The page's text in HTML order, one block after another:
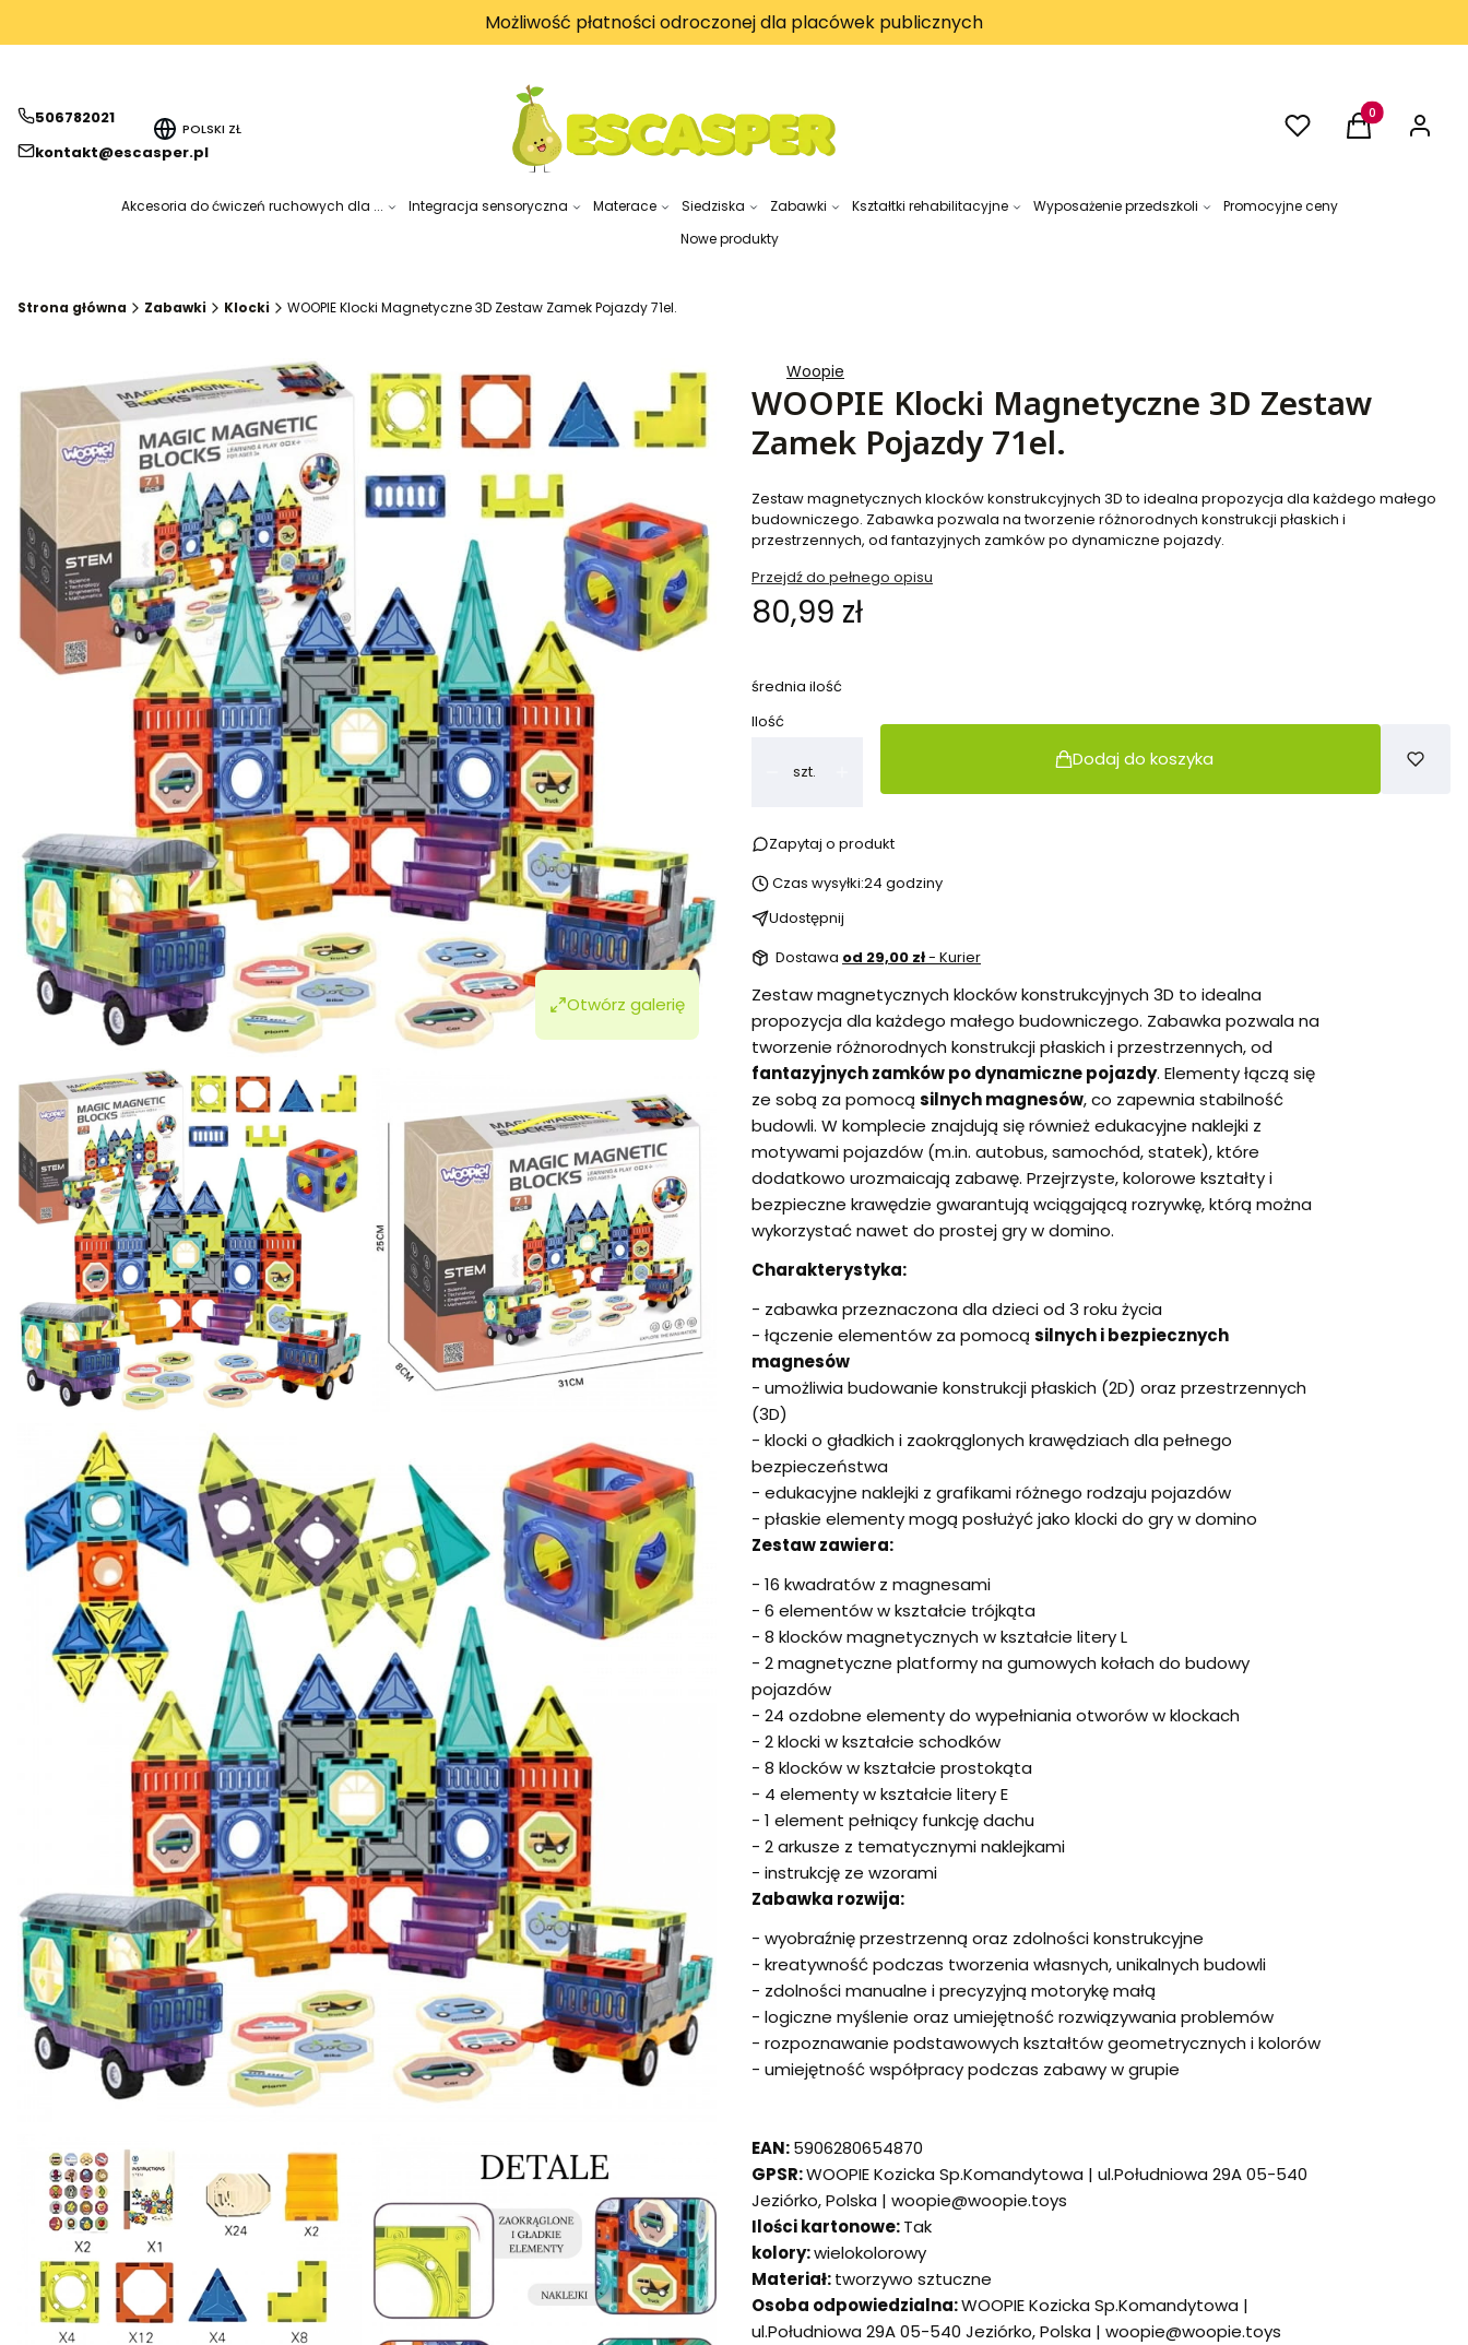
Możliwość płatności odroczonej dla placówek publicznych
506782021
kontakt@escasper.pl
POLSKI ZŁ UlubioneProdukty w
Koszyk Zaloguj
Akcesoria do ćwiczeń ruchowych dla ... Integracja sensoryczna Materace Siedziska Zabawki Kształtki rehabilitacyjne Wyposażenie przedszkoli
Promocyjne ceny
Nowe produkty
Strona główna Zabawki Klocki WOOPIE Klocki Magnetyczne 3D Zestaw Zamek Pojazdy 71el.
Otwórz galerię
Woopie
WOOPIE Klocki Magnetyczne 3D Zestaw
Zamek Pojazdy 71el.
Zestaw magnetycznych klocków konstrukcyjnych 3D to idealna propozycja dla każdego małego
budowniczego. Zabawka pozwala na tworzenie różnorodnych konstrukcji płaskich i
przestrzennych, od fantazyjnych zamków po dynamiczne pojazdy.
Przejdź do pełnego opisu
Cena
80,99 zł
średnia ilość
Ilość
szt.
Dodaj do koszyka
Zapytaj o produkt
Czas wysyłki:24 godziny
Udostępnij
Dostawa od 29,00 zł- Kurier
Zestaw magnetycznych klocków konstrukcyjnych 3D to idealna
propozycja dla każdego małego budowniczego. Zabawka pozwala na
tworzenie różnorodnych konstrukcji płaskich i przestrzennych, od
fantazyjnych zamków po dynamiczne pojazdy. Elementy łączą się
ze sobą za pomocą silnych magnesów, co zapewnia stabilność
budowli. W komplecie znajdują się również edukacyjne naklejki z
motywami pojazdów (m.in. autobus, samochód, statek), które
dodatkowo urozmaicają zabawę. Przejrzyste, kolorowe kształty i
bezpieczne krawędzie gwarantują wciągającą rozrywkę, którą można
wykorzystać nawet do prostej gry w domino.
Charakterystyka:
- zabawka przeznaczona dla dzieci od 3 roku życia
- łączenie elementów za pomocą silnych i bezpiecznych
magnesów
- umożliwia budowanie konstrukcji płaskich (2D) oraz przestrzennych
(3D)
- klocki o gładkich i zaokrąglonych krawędziach dla pełnego
bezpieczeństwa
- edukacyjne naklejki z grafikami różnego rodzaju pojazdów
- płaskie elementy mogą posłużyć jako klocki do gry w domino
Zestaw zawiera:
- 16 kwadratów z magnesami
- 6 elementów w kształcie trójkąta
- 8 klocków magnetycznych w kształcie litery L
- 2 magnetyczne platformy na gumowych kołach do budowy
pojazdów
- 24 ozdobne elementy do wypełniania otworów w klockach
- 2 klocki w kształcie schodków
- 8 klocków w kształcie prostokąta
- 4 elementy w kształcie litery E
- 1 element pełniący funkcję dachu
- 2 arkusze z tematycznymi naklejkami
- instrukcję ze wzorami
Zabawka rozwija:
- wyobraźnię przestrzenną oraz zdolności konstrukcyjne
- kreatywność podczas tworzenia własnych, unikalnych budowli
- zdolności manualne i precyzyjną motorykę małą
- logiczne myślenie oraz umiejętność rozwiązywania problemów
- rozpoznawanie podstawowych kształtów geometrycznych i kolorów
- umiejętność współpracy podczas zabawy w grupie
EAN:5906280654870
GPSR:WOOPIE Kozicka Sp.Komandytowa | ul.Południowa 29A 05-540
Jeziórko, Polska | woopie@woopie.toys
Ilości kartonowe:Tak
kolory:wielokolorowy
Materiał:tworzywo sztuczne
Osoba odpowiedzialna:WOOPIE Kozicka Sp.Komandytowa |
ul.Południowa 29A 05-540 Jeziórko, Polska | woopie@woopie.toys